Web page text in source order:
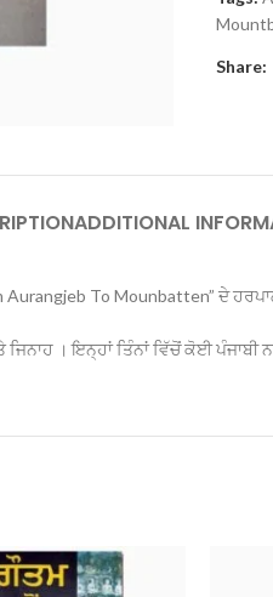
Share:
ADDITIONAL
Aurangjeb To Mounbatten” ਦੇ
। ਇਨ੍ਹਾਂ ਤਿੰਨਾਂ ਵਿੱਚੋਂ ਕੋਈ ਪੰਜਾਬੀ